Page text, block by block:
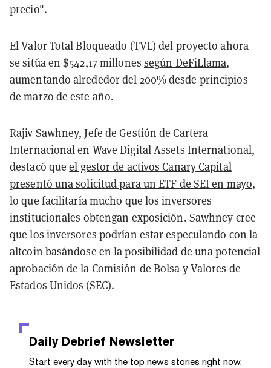
precio".
El Valor Total Bloqueado (TVL) del proyecto ahora
se sitúa en $542,17 millones según DeFiLlama,
aumentando alrededor del 200% desde principios
de marzo de este año.
Rajiv Sawhney, Jefe de Gestión de Cartera
Internacional en Wave Digital Assets International,
destacó queel gestor de activos Canary Capital
presentó una solicitud para un ETF de SEI en mayo,
lo que facilitaría mucho que los inversores
institucionales obtengan exposición. Sawhney cree
que los inversores podrían estar especulando con la
altcoin basándose en la posibilidad de una potencial
aprobación de la Comisión de Bolsa y Valores de
Estados Unidos (SEC).
Daily Debrief Newsletter
Start every day with the top news stories right now,